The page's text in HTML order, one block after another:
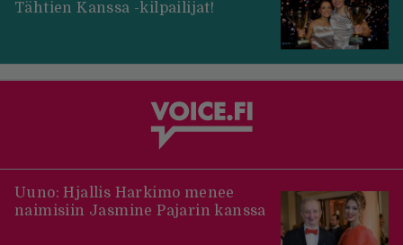
Tähtien Kanssa -kilpailijat!
Uuno: Hjallis Harkimo menee
naimisiin Jasmine Pajarin kanssa